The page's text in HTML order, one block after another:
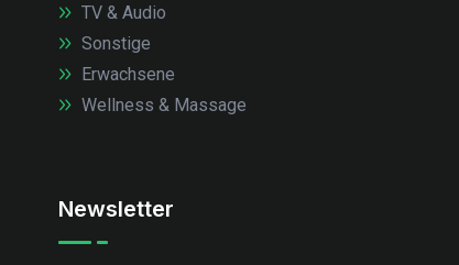
TV & Audio
Sonstige
Erwachsene
Wellness & Massage
Newsletter